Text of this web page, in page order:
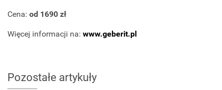
Cena: od 1690 zł
Więcej informacji na: www.geberit.pl
Pozostałe artykuły